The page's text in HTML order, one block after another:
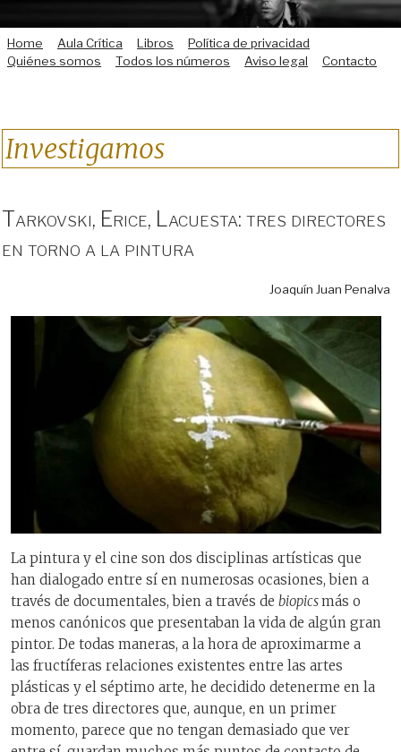
Home Aula Crítica Libros
Política de privacidad
Quiénes somos
Todos los números Aviso legal Contacto
Investigamos
Tarkovski, Erice, Lacuesta: tres directores
en torno a la pintura
Joaquín Juan Penalva
La pintura y el cine son dos disciplinas artísticas que
han dialogado entre sí en numerosas ocasiones, bien a
través de documentales, bien a través de biopicsmás o
menos canónicos que presentaban la vida de algún gran
pintor. De todas maneras, a la hora de aproximarme a
las fructíferas relaciones existentes entre las artes
plásticas y el séptimo arte, he decidido detenerme en la
obra de tres directores que, aunque, en un primer
momento, parece que no tengan demasiado que ver